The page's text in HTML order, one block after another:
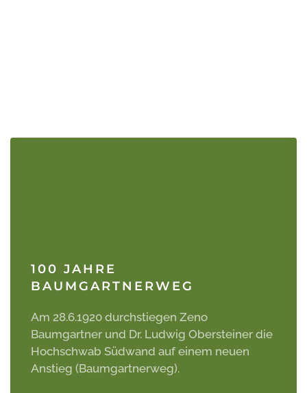
100 JAHRE
BAUMGARTNERWEG
Am 28.6.1920 durchstiegen Zeno
Baumgartner und Dr. Ludwig Obersteiner die
Hochschwab Südwand auf einem neuen
Anstieg (Baumgartnerweg).